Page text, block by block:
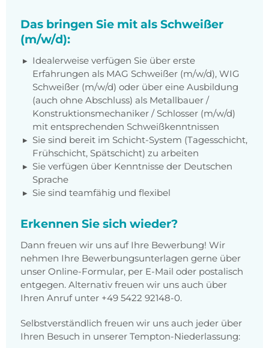
Das bringen Sie mit als Schweißer
(m/w/d):
Idealerweise verfügen Sie über erste
Erfahrungen als MAG Schweißer (m/w/d), WIG
Schweißer (m/w/d) oder über eine Ausbildung
(auch ohne Abschluss) als Metallbauer /
Konstruktionsmechaniker / Schlosser (m/w/d)
mit entsprechenden Schweißkenntnissen
Sie sind bereit im Schicht-System (Tagesschicht,
Frühschicht, Spätschicht) zu arbeiten
Sie verfügen über Kenntnisse der Deutschen
Sprache
Sie sind teamfähig und flexibel
Erkennen Sie sich wieder?
Dann freuen wir uns auf Ihre Bewerbung! Wir
nehmen Ihre Bewerbungsunterlagen gerne über
unser Online-Formular, per E-Mail oder postalisch
entgegen. Alternativ freuen wir uns auch über
Ihren Anruf unter +49 5422 92148-0.
Selbstverständlich freuen wir uns auch jeder über
Ihren Besuch in unserer Tempton-Niederlassung: